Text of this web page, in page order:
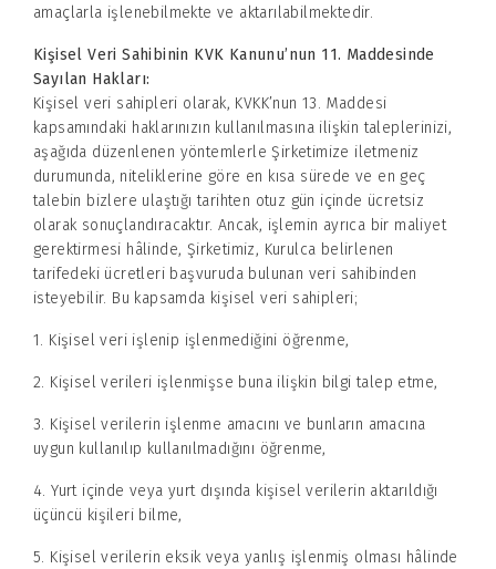
amaçlarla işlenebilmekte ve aktarılabilmektedir.
Kişisel Veri Sahibinin KVK Kanunu’nun 11. Maddesinde
Sayılan Hakları:
Kişisel veri sahipleri olarak, KVKK’nun 13. Maddesi
kapsamındaki haklarınızın kullanılmasına ilişkin taleplerinizi,
aşağıda düzenlenen yöntemlerle Şirketimize iletmeniz
durumunda, niteliklerine göre en kısa sürede ve en geç
talebin bizlere ulaştığı tarihten otuz gün içinde ücretsiz
olarak sonuçlandıracaktır. Ancak, işlemin ayrıca bir maliyet
gerektirmesi hâlinde, Şirketimiz, Kurulca belirlenen
tarifedeki ücretleri başvuruda bulunan veri sahibinden
isteyebilir. Bu kapsamda kişisel veri sahipleri;
1. Kişisel veri işlenip işlenmediğini öğrenme,
2. Kişisel verileri işlenmişse buna ilişkin bilgi talep etme,
3. Kişisel verilerin işlenme amacını ve bunların amacına
uygun kullanılıp kullanılmadığını öğrenme,
4. Yurt içinde veya yurt dışında kişisel verilerin aktarıldığı
üçüncü kişileri bilme,
5. Kişisel verilerin eksik veya yanlış işlenmiş olması hâlinde